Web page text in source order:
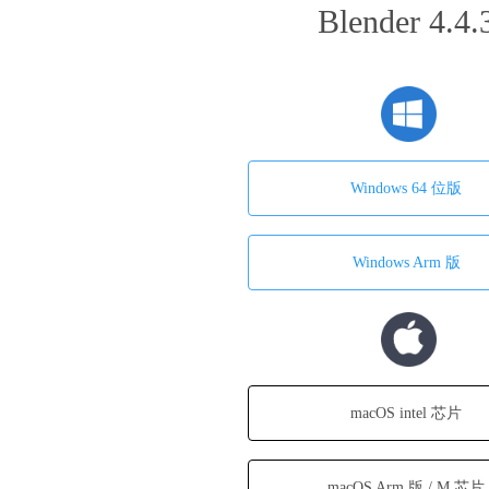
Blender
Windows 64 位版
Windows Arm 版
macOS intel 芯片